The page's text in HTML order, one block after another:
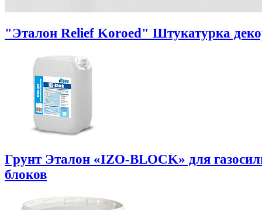
"Эталон Relief Koroed" Штукатурка
Грунт Эталон «IZO-BLOCK» для
блоков